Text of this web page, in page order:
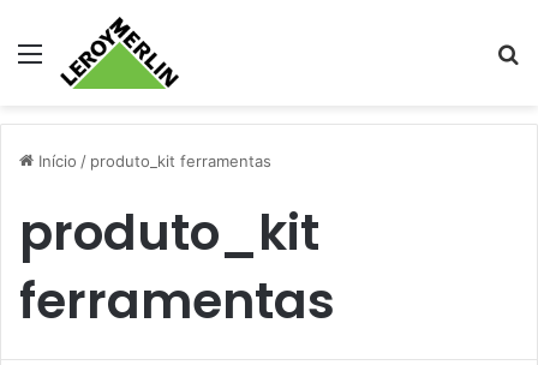
Menu
Início / produto_kit ferramentas
produto_kit
ferramentas